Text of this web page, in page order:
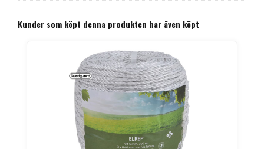
Kunder som köpt denna produkten har även köpt